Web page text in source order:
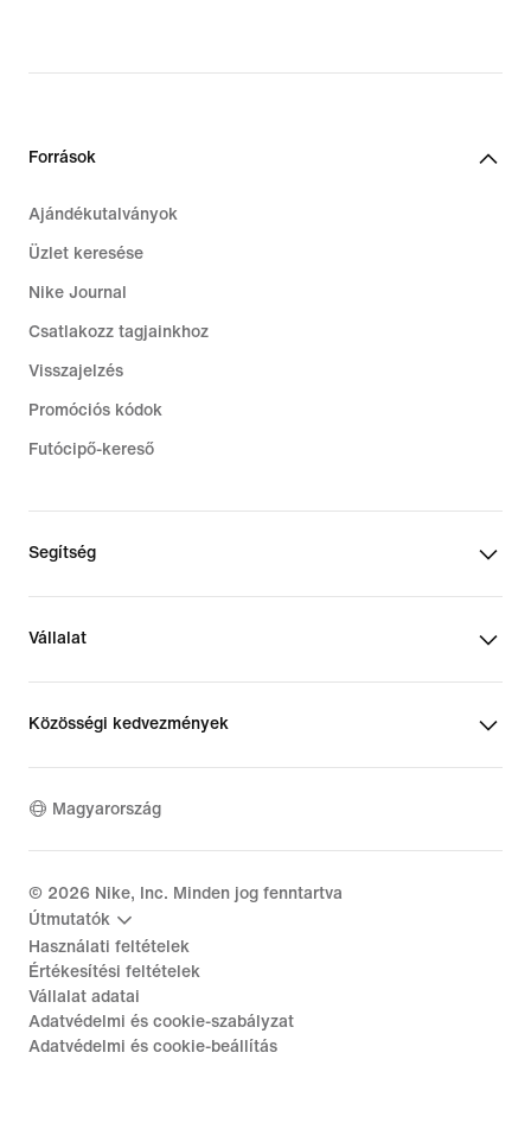
Források
Ajándékutalványok
Üzlet keresése
Nike Journal
Csatlakozz tagjainkhoz
Visszajelzés
Promóciós kódok
Futócipő-kereső
Segítség
Vállalat
Közösségi kedvezmények
Magyarország
© 2026 Nike, Inc. Minden jog fenntartva
Útmutatók
Használati feltételek
Értékesítési feltételek
Vállalat adatai
Adatvédelmi és cookie-szabályzat
Adatvédelmi és cookie-beállítás